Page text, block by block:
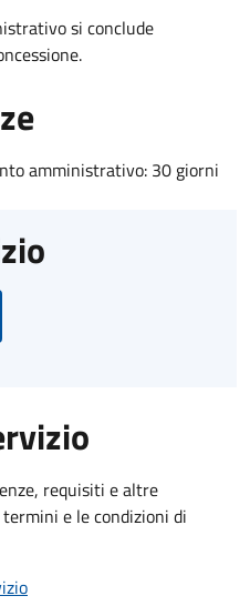
si conclude
amministrativo: 30 giorni
requisiti e altre
e le condizioni di